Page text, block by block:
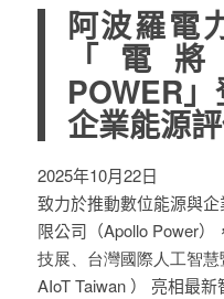
阿波羅電
「 電將
POWER
企業能源
2025年10月22日
致力於推動數位能源與企
限公司（Apollo Power）
技展、台灣國際人工智
AIoT Taiwan ） 亮相最新